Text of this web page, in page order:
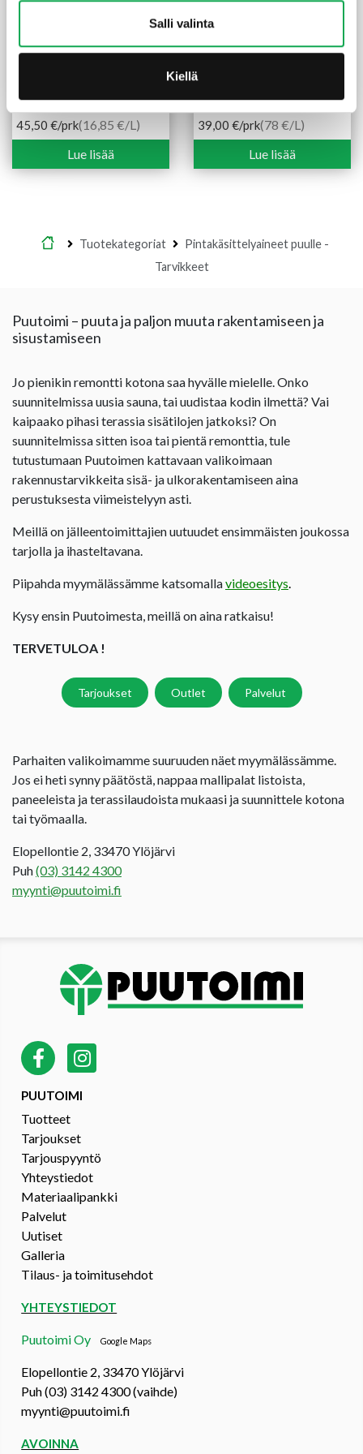
Salli valinta
Kiellä
45,50 €/prk(16,85 €/L)
Lue lisää
39,00 €/prk(78 €/L)
Lue lisää
Etusivu
Tuotekategoriat
Pintakäsittelyaineet puulle -
Tarvikkeet
Puutoimi – puuta ja paljon muuta rakentamiseen ja
sisustamiseen
Jo pienikin remontti kotona saa hyvälle mielelle. Onko
suunnitelmissa uusia sauna, tai uudistaa kodin ilmettä? Vai
kaipaako pihasi terassia sisätilojen jatkoksi? On
suunnitelmissa sitten isoa tai pientä remonttia, tule
tutustumaan Puutoimen kattavaan valikoimaan
rakennustarvikkeita sisä- ja ulkorakentamiseen aina
perustuksesta viimeistelyyn asti.
Meillä on jälleentoimittajien uutuudet ensimmäisten joukossa
tarjolla ja ihasteltavana.
Piipahda myymälässämme katsomallavideoesitys.
Kysy ensin Puutoimesta, meillä on aina ratkaisu!
TERVETULOA !
Tarjoukset Outlet Palvelut
Parhaiten valikoimamme suuruuden näet myymälässämme.
Jos ei heti synny päätöstä, nappaa mallipalat listoista,
paneeleista ja terassilaudoista mukaasi ja suunnittele kotona
tai työmaalla.
Elopellontie 2, 33470 Ylöjärvi
Puh(03) 3142 4300
myynti@puutoimi.fi
PUUTOIMI
Tuotteet
Tarjoukset
Tarjouspyyntö
Yhteystiedot
Materiaalipankki
Palvelut
Uutiset
Galleria
Tilaus- ja toimitusehdot
YHTEYSTIEDOT
Puutoimi OyGoogle Maps
Elopellontie 2, 33470 Ylöjärvi
Puh (03) 3142 4300 (vaihde)
myynti@puutoimi.fi
AVOINNA